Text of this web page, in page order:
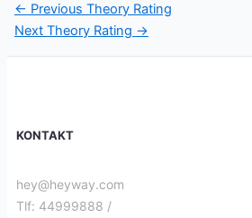
← Previous Theory Rating
Next Theory Rating →
KONTAKT
hey@heyway.com
Tlf: 44999888 /